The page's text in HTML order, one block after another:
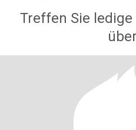
Treffen Sie